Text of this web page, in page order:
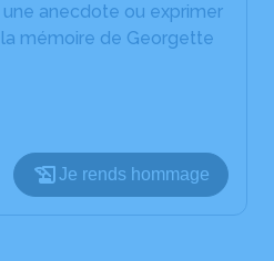
anecdote ou exprimer
mémoire de Georgette
Je rends hommage